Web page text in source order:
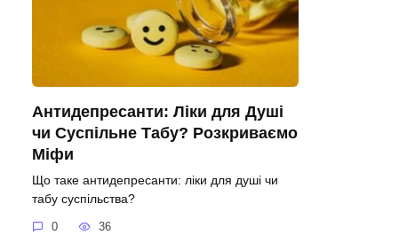
Антидепресанти: Ліки для Душі
чи Суспільне Табу? Розкриваємо
Міфи
Що таке антидепресанти: ліки для душі чи
табу суспільства?
0 36